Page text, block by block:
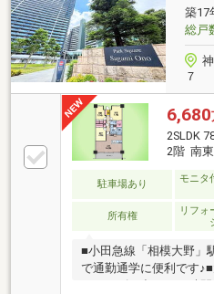
築17
総戸
７
6,680
2SLDK
2階 南東
駐車場あり
モニタ
所有権
リフォ
■小田急線「相模大野」
で通勤通学に便利です
ます～ゴミ出しも24時